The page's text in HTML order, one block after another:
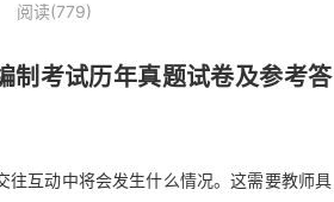
阅读(779)
制考试历年真题试卷及参考答
往互动中将会发生什么情况。这需要教师具